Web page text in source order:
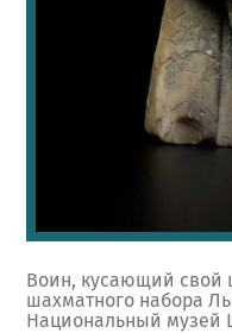
Воин, кусающий свой
шахматного набора
Национальный музей